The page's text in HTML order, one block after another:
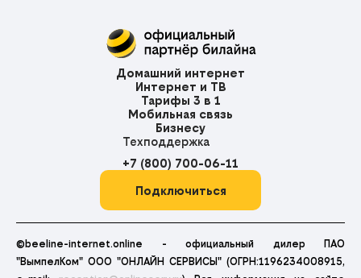
Домашний интернет
Интернет и ТВ
Тарифы 3 в 1
Мобильная связь
Бизнесу
Техподдержка
+7 (800) 700-06-11
Подключиться
©beeline-internet.online - официальный дилер ПАО
"ВымпелКом" ООО "ОНЛАЙН СЕРВИСЫ" (ОГРН:1196234008915,